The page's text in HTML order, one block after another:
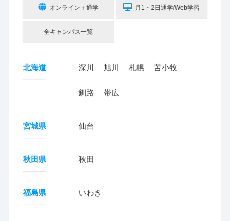
オンライン＋通学 月1・2日通学/Web学習
全キャンパス一覧
北海道 深川 旭川 札幌 苫小牧
釧路 帯広
宮城県 仙台
秋田県 秋田
福島県 いわき